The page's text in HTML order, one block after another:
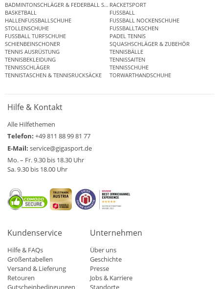
BADMINTONSCHLÄGER & FEDERBALL SETSRACKETSPORT
BASKETBALL
FUSSBALL
HALLENFUSSBALLSCHUHE
FUSSBALL NOCKENSCHUHE
STOLLENSCHUHE
FUSSBALLTASCHEN
FUSSBALL TURFSCHUHE
PADEL TENNIS
SCHIENBEINSCHONER
SQUASHSCHLÄGER & ZUBEHÖR
TENNIS AUSRÜSTUNG
TENNISBÄLLE
TENNISBEKLEIDUNG
TENNISSAITEN
TENNISSCHLÄGER
TENNISSCHUHE
TENNISTASCHEN & TENNISRUCKSÄCKE
TORWARTHANDSCHUHE
Hilfe & Kontakt
Alle Hilfethemen
Telefon: +49 811 88 99 81 77
E-Mail: service@gigasport.de
Mo. – Fr. 9.30 bis 18.30 Uhr
Sa. 9.30 bis 18.00 Uhr
Kundenservice
Hilfe & FAQs
Größentabellen
Versand & Lieferung
Retouren
Gutscheinbedingungen
Unternehmen
Über uns
Geschichte
Presse
Jobs & Karriere
Standorte